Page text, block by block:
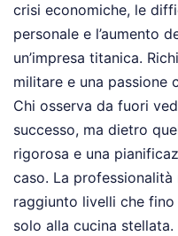
crisi economiche, le
personale e l’aumento
un’impresa titanica.
militare e una passione
Chi osserva da fuori
successo, ma dietro
rigorosa e una
caso. La
raggiunto livelli che fino
solo alla cucina